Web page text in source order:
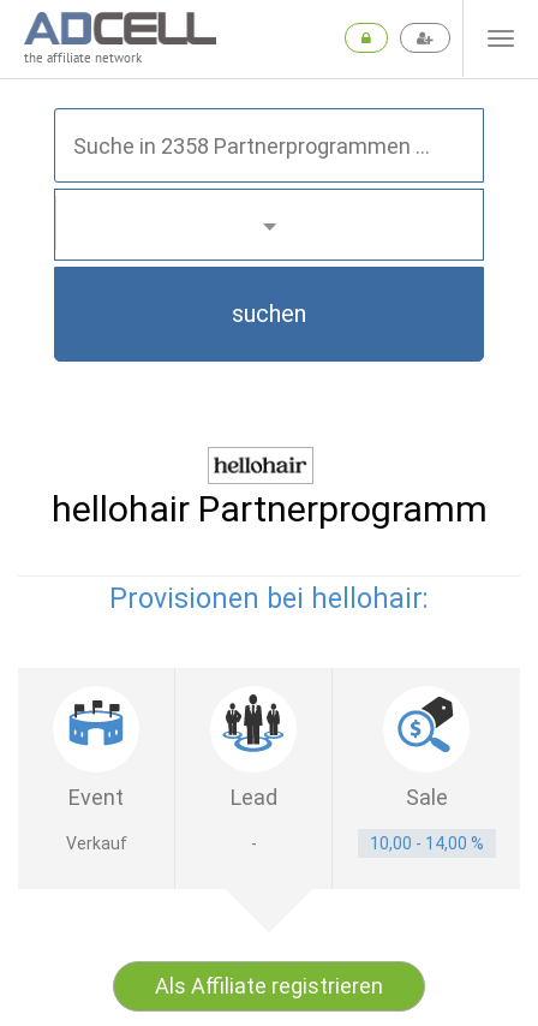
the affiliate network
suchen
hellohair Partnerprogramm
Provisionen bei hellohair:
Event Lead Sale
Verkauf - 10,00 - 14,00 %
Als Affiliate registrieren